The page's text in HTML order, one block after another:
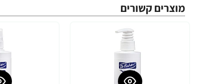
מוצרים קשורים